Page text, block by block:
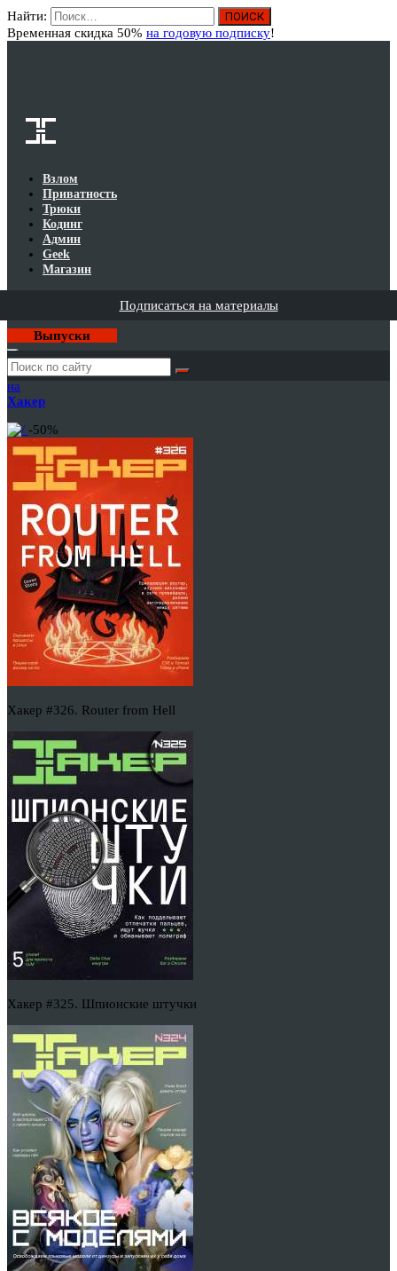
Найти:
Временная скидка 50% на годовую подписку!
Взлом
Приватность
Трюки
Кодинг
Админ
Geek
Магазин
Подписаться на материалы
Выпуски
Годовая
подписка
на
Хакер
-50%
Хакер #326. Router from Hell
Хакер #325. Шпионские штучки